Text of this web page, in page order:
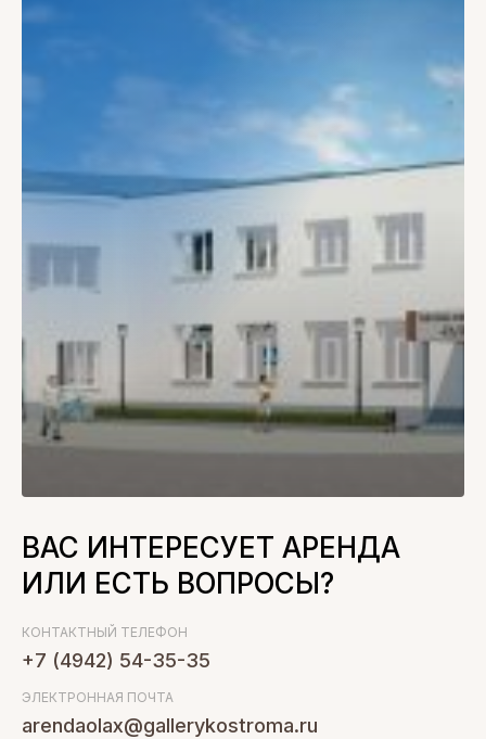
ВАС ИНТЕРЕСУЕТ АРЕНДА
ИЛИ ЕСТЬ ВОПРОСЫ?
КОНТАКТНЫЙ ТЕЛЕФОН
+7 (4942) 54-35-35
ЭЛЕКТРОННАЯ ПОЧТА
arendaolax@gallerykostroma.ru